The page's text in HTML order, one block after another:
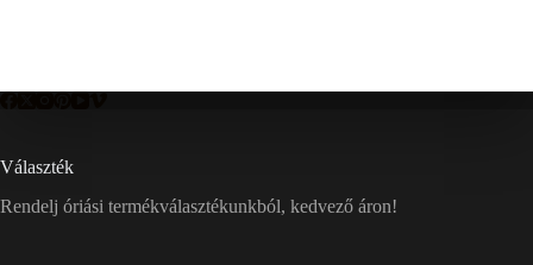
Választék
Rendelj óriási termékválasztékunkból, kedvező áron!